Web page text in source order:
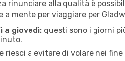
rinunciare alla qualità è
a mente per viaggiare per
a giovedì: questi sono i giorni
riesci a evitare di volare nei